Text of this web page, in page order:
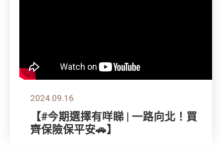
2024.09.16
【#今期選擇有咩睇 | 一路向北！買
齊保險保平安🚗】